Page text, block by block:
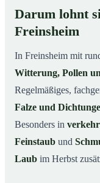
Darum lohnt
Freinsheim
In Freinsheim mit
Witterung, Pollen
Regelmäßiges,
Falze und
Besonders in
Feinstaub und
Laub im Herbst